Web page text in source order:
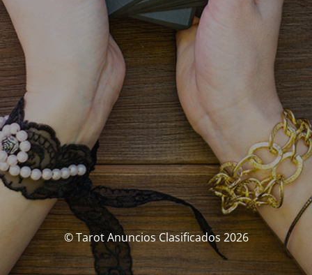
© Tarot Anuncios Clasificados 2026